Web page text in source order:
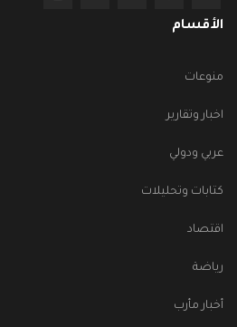
الأقسام
منوعات
اخبار وتقارير
عربي ودولي
كتابات وتحليلات
اقتصاد
رياضة
أخبار مأرب